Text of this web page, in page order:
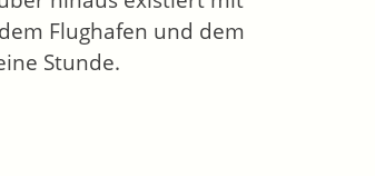
Flughafen und dem
Stunde.